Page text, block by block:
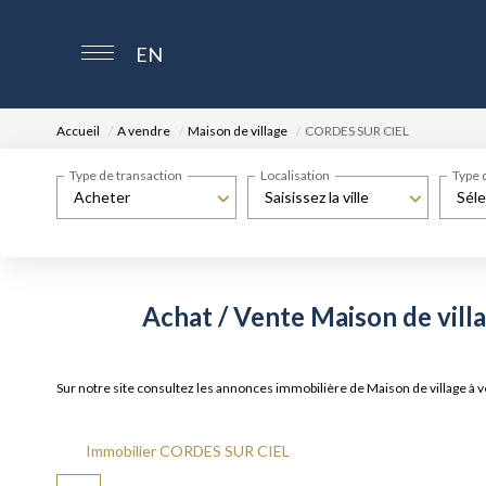
EN
Accueil A vendre Maison de village CORDES SUR CIEL
Acheter
Type de transaction
Saisissez la ville
Localisation Type
Achat / Vente Maison de
Sur notre site consultez les annonces immobilière de Maison de village à
Immobilier CORDES SUR CIEL